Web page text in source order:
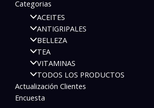
Categorias
ACEITES
ANTIGRIPALES
BELLEZA
TEA
VITAMINAS
TODOS LOS PRODUCTOS
Actualización Clientes
Encuesta